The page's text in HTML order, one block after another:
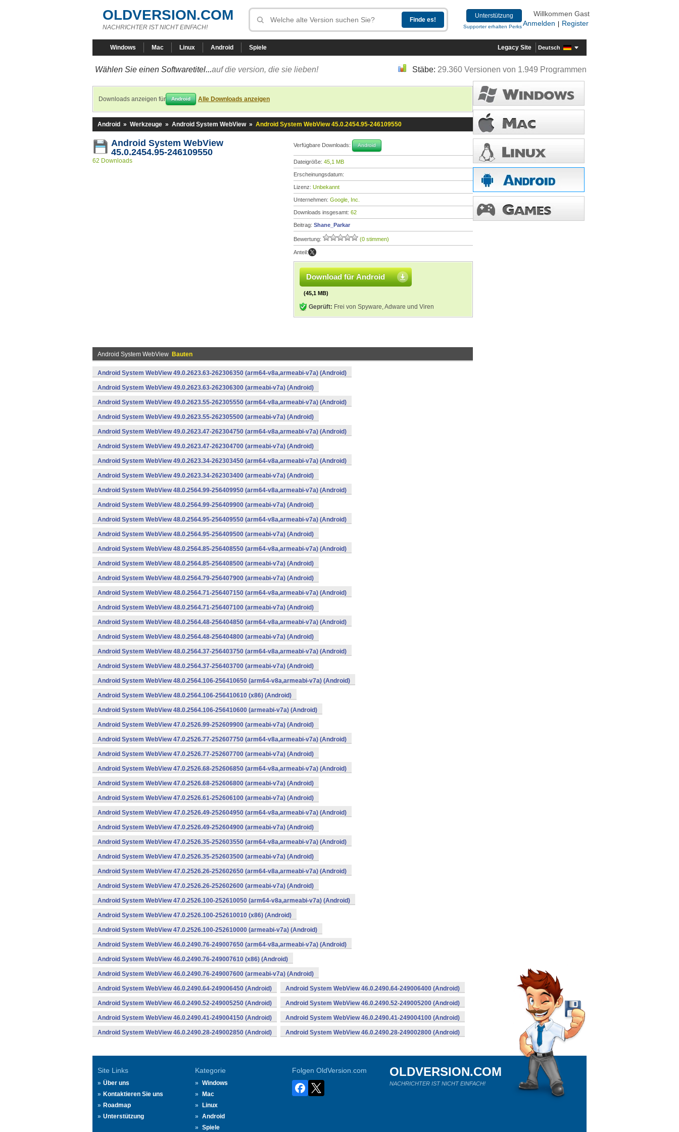
OLDVERSION.COM
NACHRICHTER IST NICHT EINFACH!
Unterstützung
Supporter erhalten Perks
Willkommen Gast
Anmelden
Register
Windows Mac Linux Android Spiele Legacy Site Deutsch
Wählen Sie einen Softwaretitel...auf die version, die sie lieben! Stäbe: 29.360 Versionen von 1.949 Programmen
Downloads anzeigen für Android Alle Downloads anzeigen
Android » Werkzeuge » Android System WebView » Android System WebView 45.0.2454.95-246109550
Android System WebView
45.0.2454.95-246109550
62 Downloads
Verfügbare Downloads: Android
Dateigröße: 45,1 MB
Erscheinungsdatum:
Lizenz: Unbekannt
Unternehmen: Google, Inc.
Downloads insgesamt: 62
Beitrag: Shane_Parkar
Bewertung: (0 stimmen)
Anteil:
Download für Android
(45,1 MB)
Geprüft: Frei von Spyware, Adware und Viren
Android System WebView Bauten
Android System WebView 49.0.2623.63-262306350 (arm64-v8a,armeabi-v7a) (Android)
Android System WebView 49.0.2623.63-262306300 (armeabi-v7a) (Android)
Android System WebView 49.0.2623.55-262305550 (arm64-v8a,armeabi-v7a) (Android)
Android System WebView 49.0.2623.55-262305500 (armeabi-v7a) (Android)
Android System WebView 49.0.2623.47-262304750 (arm64-v8a,armeabi-v7a) (Android)
Android System WebView 49.0.2623.47-262304700 (armeabi-v7a) (Android)
Android System WebView 49.0.2623.34-262303450 (arm64-v8a,armeabi-v7a) (Android)
Android System WebView 49.0.2623.34-262303400 (armeabi-v7a) (Android)
Android System WebView 48.0.2564.99-256409950 (arm64-v8a,armeabi-v7a) (Android)
Android System WebView 48.0.2564.99-256409900 (armeabi-v7a) (Android)
Android System WebView 48.0.2564.95-256409550 (arm64-v8a,armeabi-v7a) (Android)
Android System WebView 48.0.2564.95-256409500 (armeabi-v7a) (Android)
Android System WebView 48.0.2564.85-256408550 (arm64-v8a,armeabi-v7a) (Android)
Android System WebView 48.0.2564.85-256408500 (armeabi-v7a) (Android)
Android System WebView 48.0.2564.79-256407900 (armeabi-v7a) (Android)
Android System WebView 48.0.2564.71-256407150 (arm64-v8a,armeabi-v7a) (Android)
Android System WebView 48.0.2564.71-256407100 (armeabi-v7a) (Android)
Android System WebView 48.0.2564.48-256404850 (arm64-v8a,armeabi-v7a) (Android)
Android System WebView 48.0.2564.48-256404800 (armeabi-v7a) (Android)
Android System WebView 48.0.2564.37-256403750 (arm64-v8a,armeabi-v7a) (Android)
Android System WebView 48.0.2564.37-256403700 (armeabi-v7a) (Android)
Android System WebView 48.0.2564.106-256410650 (arm64-v8a,armeabi-v7a) (Android)
Android System WebView 48.0.2564.106-256410610 (x86) (Android)
Android System WebView 48.0.2564.106-256410600 (armeabi-v7a) (Android)
Android System WebView 47.0.2526.99-252609900 (armeabi-v7a) (Android)
Android System WebView 47.0.2526.77-252607750 (arm64-v8a,armeabi-v7a) (Android)
Android System WebView 47.0.2526.77-252607700 (armeabi-v7a) (Android)
Android System WebView 47.0.2526.68-252606850 (arm64-v8a,armeabi-v7a) (Android)
Android System WebView 47.0.2526.68-252606800 (armeabi-v7a) (Android)
Android System WebView 47.0.2526.61-252606100 (armeabi-v7a) (Android)
Android System WebView 47.0.2526.49-252604950 (arm64-v8a,armeabi-v7a) (Android)
Android System WebView 47.0.2526.49-252604900 (armeabi-v7a) (Android)
Android System WebView 47.0.2526.35-252603550 (arm64-v8a,armeabi-v7a) (Android)
Android System WebView 47.0.2526.35-252603500 (armeabi-v7a) (Android)
Android System WebView 47.0.2526.26-252602650 (arm64-v8a,armeabi-v7a) (Android)
Android System WebView 47.0.2526.26-252602600 (armeabi-v7a) (Android)
Android System WebView 47.0.2526.100-252610050 (arm64-v8a,armeabi-v7a) (Android)
Android System WebView 47.0.2526.100-252610010 (x86) (Android)
Android System WebView 47.0.2526.100-252610000 (armeabi-v7a) (Android)
Android System WebView 46.0.2490.76-249007650 (arm64-v8a,armeabi-v7a) (Android)
Android System WebView 46.0.2490.76-249007610 (x86) (Android)
Android System WebView 46.0.2490.76-249007600 (armeabi-v7a) (Android)
Android System WebView 46.0.2490.64-249006450 (Android) Android System WebView 46.0.2490.64-249006400 (Android)
Android System WebView 46.0.2490.52-249005250 (Android) Android System WebView 46.0.2490.52-249005200 (Android)
Android System WebView 46.0.2490.41-249004150 (Android) Android System WebView 46.0.2490.41-249004100 (Android)
Android System WebView 46.0.2490.28-249002850 (Android) Android System WebView 46.0.2490.28-249002800 (Android)
Site Links
Über uns
Kontaktieren Sie uns
Roadmap
Unterstützung
Kategorie
Windows
Mac
Linux
Android
Spiele
Folgen OldVersion.com OLDVERSION.COM
NACHRICHTER IST NICHT EINFACH!